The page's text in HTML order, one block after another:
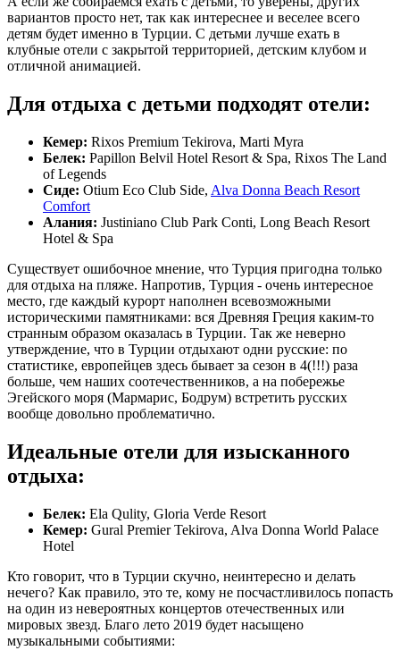
вариантов просто нет, так как интереснее и веселее всего
детям будет именно в Турции. С детьми лучше ехать в
клубные отели с закрытой территорией, детским клубом и
отличной анимацией.
Для отдыха с детьми подходят отели:
Кемер: Rixos Premium Tekirova, Marti Myra
Белек: Papillon Belvil Hotel Resort & Spа, Rixos The Land
of Legends
Сиде: Otium Eco Club Side, Alva Donna Beach Resort
Comfort
Алания: Justiniano Club Park Conti, Long Beach Resort
Hotel & Spa
Существует ошибочное мнение, что Турция пригодна только
для отдыха на пляже. Напротив, Турция - очень интересное
место, где каждый курорт наполнен всевозможными
историческими памятниками: вся Древняя Греция каким-то
странным образом оказалась в Турции. Так же неверно
утверждение, что в Турции отдыхают одни русские: по
статистике, европейцев здесь бывает за сезон в 4(!!!) раза
больше, чем наших соотечественников, а на побережье
Эгейского моря (Мармарис, Бодрум) встретить русских
вообще довольно проблематично.
Идеальные отели для изысканного
отдыха:
Белек: Ela Qulity, Gloria Verde Resort
Кемер: Gural Premier Tekirova, Alva Donna World Palace
Hotel
Кто говорит, что в Турции скучно, неинтересно и делать
нечего? Как правило, это те, кому не посчастливилось попасть
на один из невероятных концертов отечественных или
мировых звезд. Благо лето 2019 будет насыщено
музыкальными событиями: